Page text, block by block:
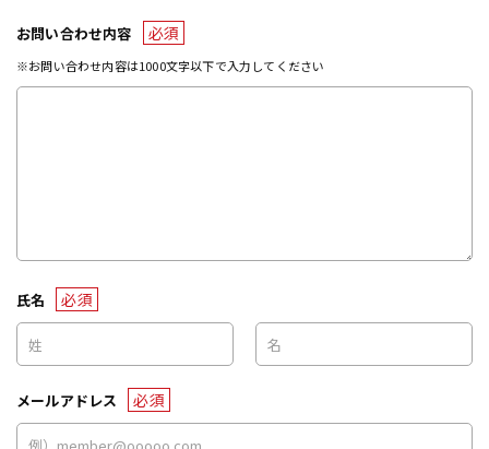
お問い合わせ内容 必須
※お問い合わせ内容は1000文字以下で入力してください
氏名 必須
メールアドレス 必須